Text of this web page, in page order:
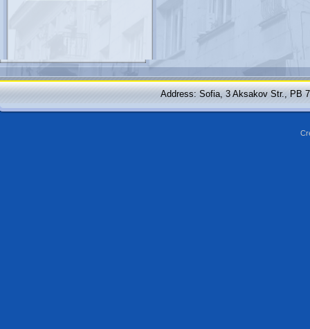
Address: Sofia, 3 Aksakov Str., PB